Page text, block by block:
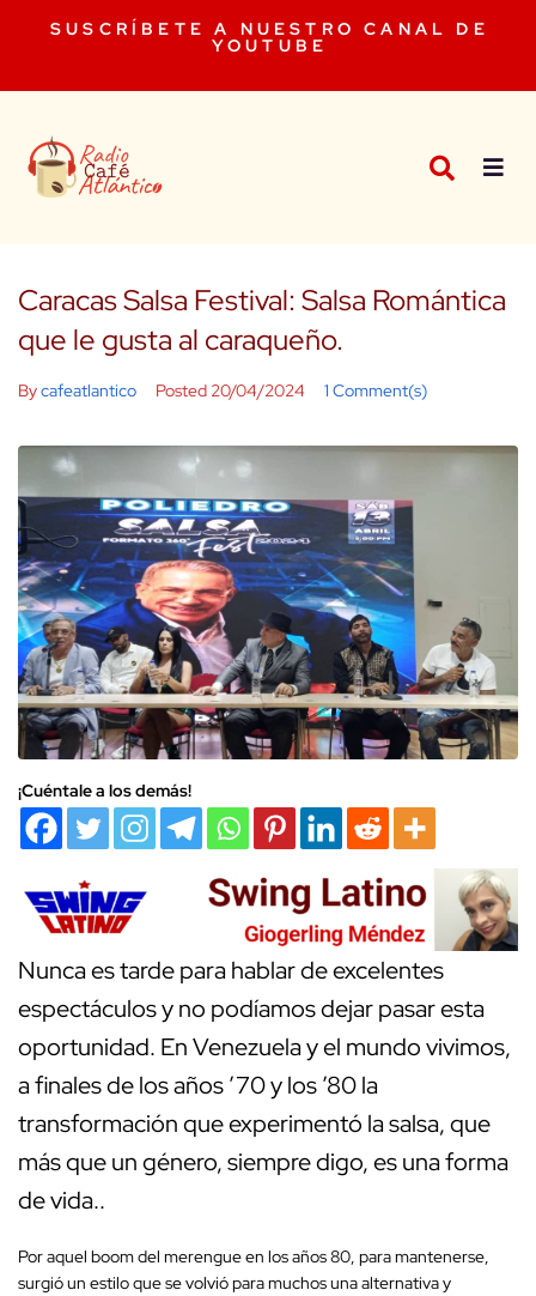
SUSCRÍBETE A NUESTRO CANAL DE
YOUTUBE
Caracas Salsa Festival: Salsa Romántica
que le gusta al caraqueño.
Bycafeatlantico Posted 20/04/2024 1 Comment(s)
¡Cuéntale a los demás!
Nunca es tarde para hablar de excelentes
espectáculos y no podíamos dejar pasar esta
oportunidad. En Venezuela y el mundo vivimos,
a finales de los años ’70 y los ’80 la
transformación que experimentó la salsa, que
más que un género, siempre digo, es una forma
de vida..
Por aquel boom del merengue en los años 80, para mantenerse,
surgió un estilo que se volvió para muchos una alternativa y